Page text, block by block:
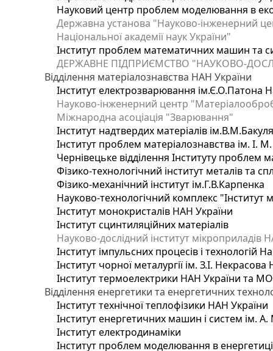
Науковий центр проблем моделювання в
Державна установа "Науково-інженерний
Національної академії наук України"
Інститут проблем математичних машин та
ДЕРЖАВНЕ ПІДПРИЄМСТВО "НАУКОВО-
Відділення матеріалознавства НАН України
Інститут електрозварювання ім.Є.О.Патона
Науково-інженерний центр
Міжнародна асоціація "Зварювання"
Інститут надтвердих матеріалів
Інститут проблем матеріалознавства ім. І.
Чернівецьке відділення Інституту проблем
Фізико-технологічний інститут металів та
Фізико-механічний інститут ім.Г.В.Карпенка
Науково-технологічний комплекс "Інститут
Інститут монокристалів НАН України
Інститут сцинтиляційних матеріалів
Науково-дослідний інститут мікроприладів
Інститут імпульсних процесів і технологій
Інститут чорної металургії ім. З.І.
Інститут термоелектрики НАН України та
Відділення енергетики та енергетичних
Інститут технічної теплофізики НАН України
Інститут енергетичних машин і систем ім.
Інститут електродинаміки
Інститут проблем моделювання в